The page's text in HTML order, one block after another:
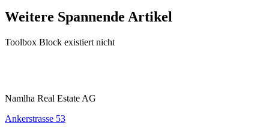
Weitere Spannende Artikel
Toolbox Block existiert nicht
Namlha Real Estate AG
Ankerstrasse 53